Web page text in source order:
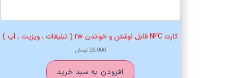
کارت NFC قابل نوشتن و خواندن rw ( تبلیغات ، ویزیت ، آپ )
25,000 تومان
افزودن به سبد خرید